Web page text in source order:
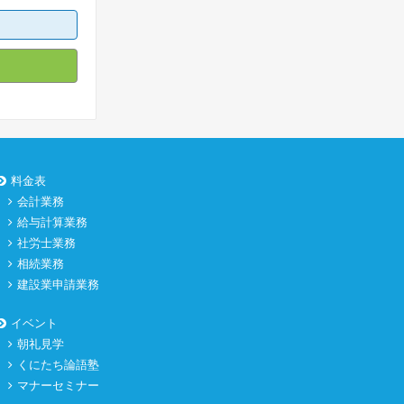
料金表
会計業務
給与計算業務
社労士業務
相続業務
建設業申請業務
イベント
朝礼見学
くにたち論語塾
マナーセミナー